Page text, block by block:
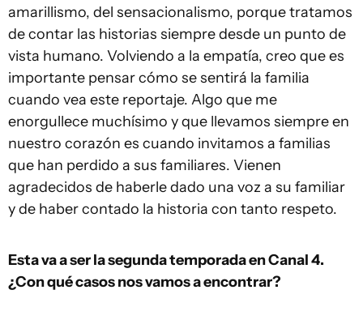
amarillismo, del sensacionalismo, porque tratamos
de contar las historias siempre desde un punto de
vista humano. Volviendo a la empatía, creo que es
importante pensar cómo se sentirá la familia
cuando vea este reportaje. Algo que me
enorgullece muchísimo y que llevamos siempre en
nuestro corazón es cuando invitamos a familias
que han perdido a sus familiares. Vienen
agradecidos de haberle dado una voz a su familiar
y de haber contado la historia con tanto respeto.
Esta va a ser la segunda temporada en Canal 4.
¿Con qué casos nos vamos a encontrar?